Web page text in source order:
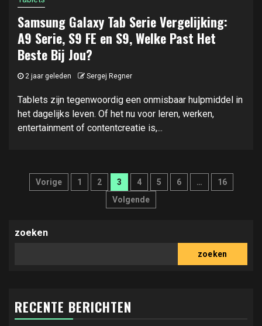
Samsung Galaxy Tab Serie Vergelijking:
A9 Serie, S9 FE en S9, Welke Past Het
Beste Bij Jou?
2 jaar geleden Sergej Regner
Tablets zijn tegenwoordig een onmisbaar hulpmiddel in
het dagelijks leven. Of het nu voor leren, werken,
entertainment of contentcreatie is,...
Berichten
Vorige 1 2 3 4 5 6 …
16
Volgende
zoeken
zoeken
RECENTE BERICHTEN